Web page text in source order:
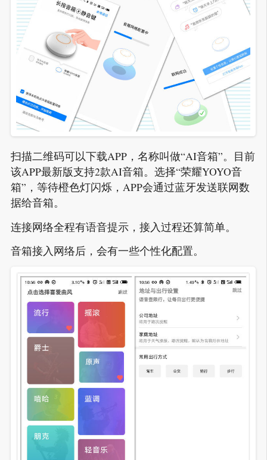
扫描二维码可以下载APP，名称叫做“AI音箱”。目前
该APP最新版支持2款AI音箱。选择“荣耀YOYO音
箱”，等待橙色灯闪烁，APP会通过蓝牙发送联网数
据给音箱。
连接网络全程有语音提示，接入过程还算简单。
音箱接入网络后，会有一些个性化配置。